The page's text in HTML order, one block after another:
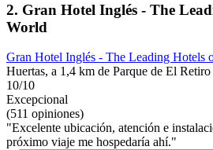
2. Gran Hotel Inglés - The
World
Gran Hotel Inglés - The Leading Hotels
Huertas, a 1,4 km de Parque de El Retiro
10/10
Excepcional
(511 opiniones)
"Excelente ubicación, atención e
próximo viaje me hospedaría ahí."